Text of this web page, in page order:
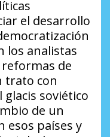
el desarrollo
los analistas
de
trato con
glacis soviético
de un
esos países y